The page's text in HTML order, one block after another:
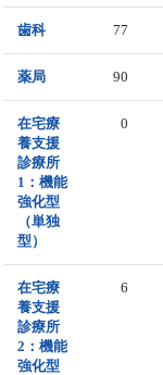
歯科 77
薬局 90
在宅療
養支援
診療所
1：機能
強化型
（単独
型）
0
在宅療
養支援
診療所
2：機能
強化型
6